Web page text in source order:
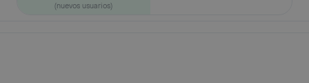
(nuevos usuarios)